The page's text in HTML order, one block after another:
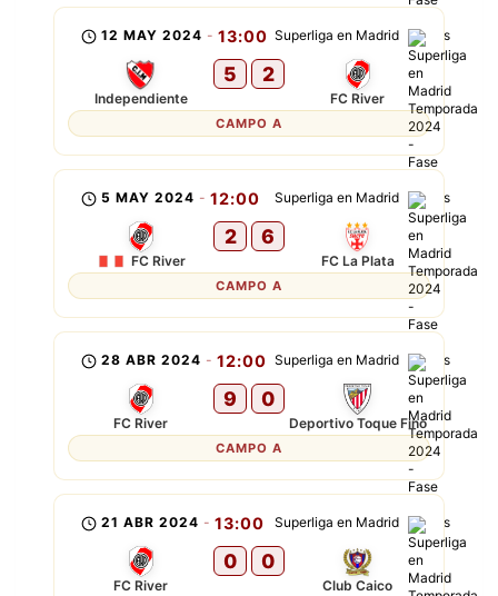
Superliga en Madrid
12 MAY 2024 - 13:00
Independiente
5 2
FC River
CAMPO A
Superliga en Madrid
5 MAY 2024 - 12:00
FC River
2 6
FC La Plata
CAMPO A
Superliga en Madrid
28 ABR 2024 - 12:00
FC River
9 0
Deportivo Toque Fino
CAMPO A
Superliga en Madrid
21 ABR 2024 - 13:00
FC River
0 0
Club Caico